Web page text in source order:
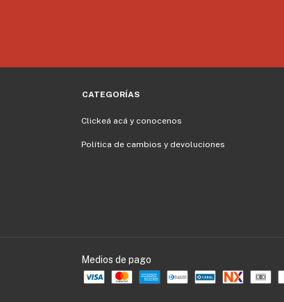
CATEGORÍAS
Clickeá acá y conocenos
Política de cambios y devoluciones
Medios de pago